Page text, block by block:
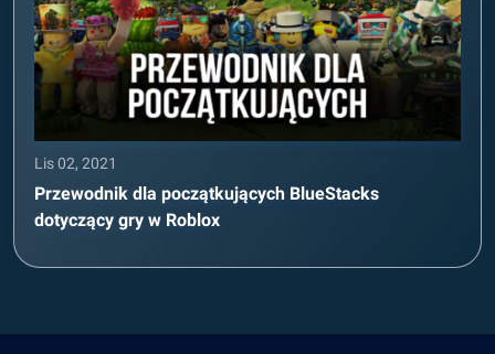
Lis 02, 2021
Przewodnik dla początkujących BlueStacks
dotyczący gry w Roblox